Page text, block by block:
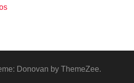
Donovan by ThemeZee.